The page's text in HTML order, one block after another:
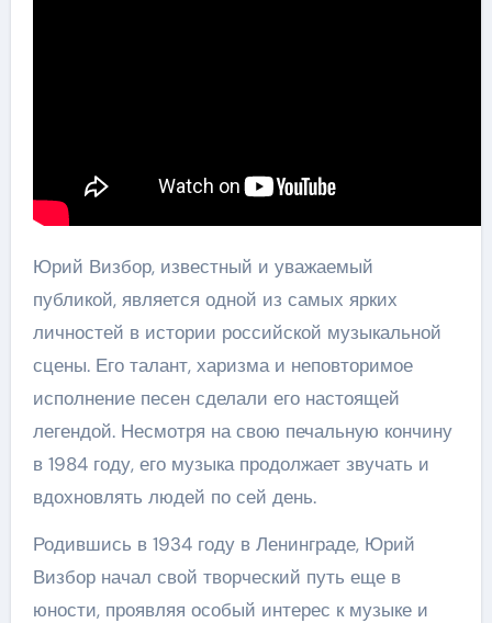
Юрий Визбор, известный и уважаемый
публикой, является одной из самых ярких
личностей в истории российской музыкальной
сцены. Его талант, харизма и неповторимое
исполнение песен сделали его настоящей
легендой. Несмотря на свою печальную кончину
в 1984 году, его музыка продолжает звучать и
вдохновлять людей по сей день.
Родившись в 1934 году в Ленинграде, Юрий
Визбор начал свой творческий путь еще в
юности, проявляя особый интерес к музыке и